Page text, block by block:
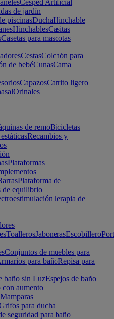
Cesped Artificial
de jardín
piscinasDuchaHinchable
HinchablesCasitas
Casetas para mascotas
CestasColchón para
de bebéCunasCama
CapazosCarrito ligero
Orinales
de remoBicicletas
Recambios y
Plataformas
Plataforma de
de equilibrio
Terapia de
ToallerosJabonerasEscobillero
Conjuntos de muebles para
para bañoRepisa para
baño sin LuzEspejos de baño
con aumento
Mamparas
Grifos para ducha
seguridad para baño